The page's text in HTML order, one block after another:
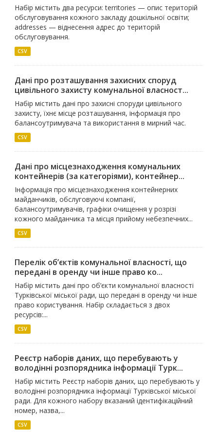
Набір містить два ресурси: territories — опис територій
обслуговування кожного закладу дошкільної освіти;
addresses — віднесення адрес до територій
обслуговування.
CSV
Дані про розташування захисних споруд
цивільного захисту комунальної власност...
Набір містить дані про захисні споруди цивільного
захисту, їхнє місце розташування, інформація про
балансоутримувача та використання в мирний час.
CSV
Дані про місцезнаходження комунальних
контейнерів (за категоріями), контейнер...
Інформація про місцезнаходження контейнерних
майданчиків, обслуговуючі компанії,
балансоутримувачів, графіки очищення у розрізі
кожного майданчика та місця прийому небезпечних...
CSV
Перелік об’єктів комунальної власності, що
передані в оренду чи інше право ко...
Набір містить дані про об’єкти комунальної власності
Турківської міської ради, що передані в оренду чи інше
право користування. Набір складається з двох
ресурсів:...
CSV
Реєстр наборів даних, що перебувають у
володінні розпорядника інформації Турк...
Набір містить Реєстр наборів даних, що перебувають у
володінні розпорядника інформації Турківської міської
ради. Для кожного набору вказаний ідентифікаційний
номер, назва,...
CSV